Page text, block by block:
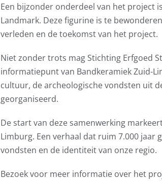
Een bijzonder onderdeel van het project
Landmark. Deze figurine is te
verleden en de toekomst van het project.
Niet zonder trots mag Stichting Erfgoed
informatiepunt van Bandkeramiek Zuid-
cultuur, de archeologische vondsten uit
georganiseerd.
De start van deze samenwerking
Limburg. Een verhaal dat ruim 7.000 jaar
vondsten en de identiteit van onze regio.
Bezoek voor meer informatie over het